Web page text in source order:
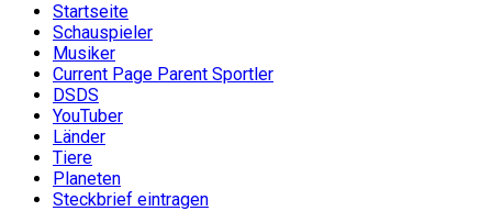
Startseite
Schauspieler
Musiker
Current Page Parent Sportler
DSDS
YouTuber
Länder
Tiere
Planeten
Steckbrief eintragen